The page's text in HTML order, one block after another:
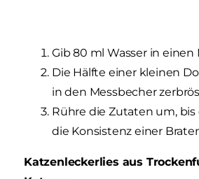
Gib 80 ml Wasser in einen
Die Hälfte einer kleinen
in den Messbecher
Rühre die Zutaten um,
die Konsistenz einer
Katzenleckerlies aus